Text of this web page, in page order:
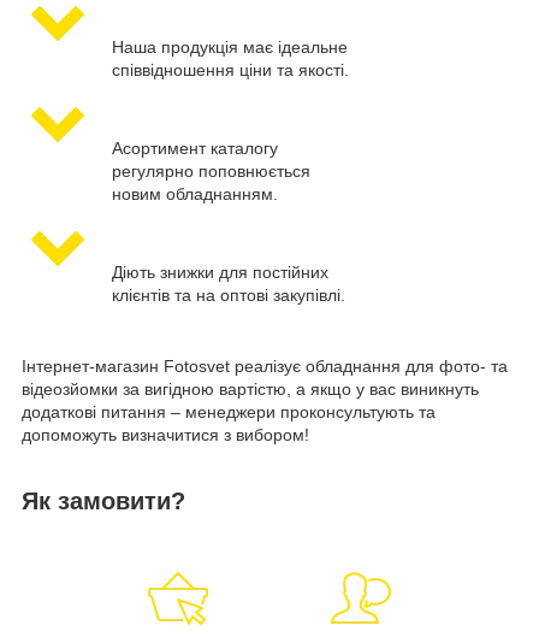
Наша продукція має ідеальне
співвідношення ціни та якості.
Асортимент каталогу
регулярно поповнюється
новим обладнанням.
Діють знижки для постійних
клієнтів та на оптові закупівлі.
Інтернет-магазин Fotosvet реалізує обладнання для фото- та
відеозйомки за вигідною вартістю, а якщо у вас виникнуть
додаткові питання – менеджери проконсультують та
допоможуть визначитися з вибором!
Як замовити?